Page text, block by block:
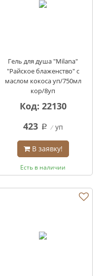
Гель для душа "Milana"
"Райское блаженство" с
маслом кокоса уп/750мл
кор/8уп
Код: 22130
423 q уп
В заявку!
Есть в наличии